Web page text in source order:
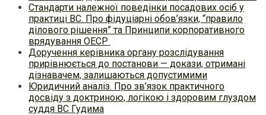
Стандарти належної поведінки посадових осіб у
практиці ВC. Про фідуціарні обов’язки, “правило
ділового рішення” та Принципи корпоративного
врядування ОЕСР
Доручення керівника органу розслідування
прирівнюється до постанови — докази, отримані
дізнавачем, залишаються допустимими
Юридичний аналіз. Про зв’язок практичного
досвіду з доктриною, логікою і здоровим глуздом
суддя ВС Гудима